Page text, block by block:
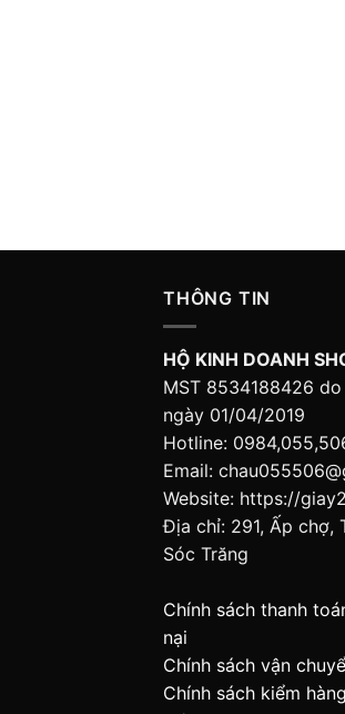
THÔNG TIN
HỘ KINH DOANH
MST 8534188426
ngày 01/04/2019
Hotline:
Email:
Website: https://
Địa chỉ: 291, Ấp chợ,
Sóc Trăng
Chính sách thanh
nại
Chính sách vận
Chính sách kiểm hàng